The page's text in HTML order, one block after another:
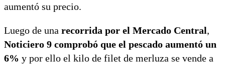
aumentó su precio.
Luego de una recorrida por el Mercado Central,
Noticiero 9 comprobó que el pescado aumentó un
6% y por ello el kilo de filet de merluza se vende a